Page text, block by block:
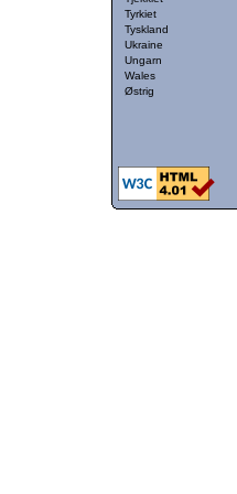
Tyrkiet
Tyskland
Ukraine
Ungarn
Wales
Østrig